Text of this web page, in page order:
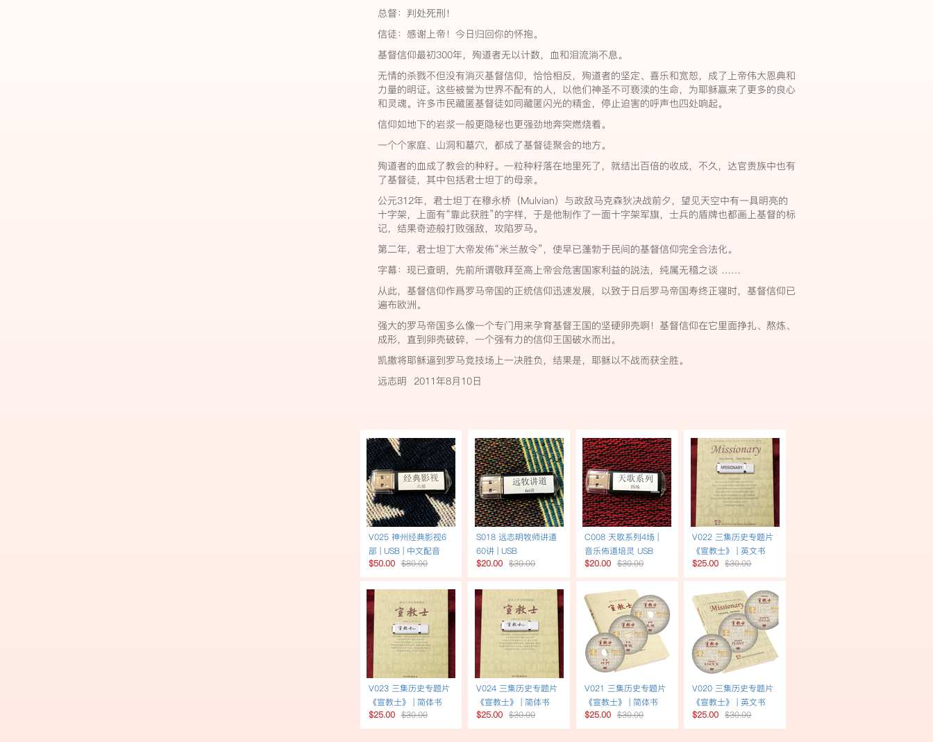
总督：判处死刑！
信徒：感谢上帝！今日归回你的怀抱。
基督信仰最初300年，殉道者无以计数，血和泪流淌不息。
无情的杀戮不但没有消灭基督信仰，恰恰相反，殉道者的坚定、喜乐和宽恕，成了上帝伟大恩典和
力量的明证。这些被誉为世界不配有的人，以他们神圣不可亵渎的生命，为耶稣赢来了更多的良心
和灵魂。许多市民藏匿基督徒如同藏匿闪光的精金，停止迫害的呼声也四处响起。
信仰如地下的岩浆一般更隐秘也更强劲地奔突燃烧着。
一个个家庭、山洞和墓穴，都成了基督徒聚会的地方。
殉道者的血成了教会的种籽。一粒种籽落在地里死了，就结出百倍的收成，不久，达官贵族中也有
了基督徒，其中包括君士坦丁的母亲。
公元312年，君士坦丁在穆永桥（Mulvian）与政敌马克森狄决战前夕，望见天空中有一具明亮的
十字架，上面有“靠此获胜”的字样，于是他制作了一面十字架军旗，士兵的盾牌也都画上基督的标
记，结果奇迹般打败强敌，攻陷罗马。
第二年，君士坦丁大帝发佈“米兰赦令”，使早已蓬勃于民间的基督信仰完全合法化。
字幕：现已查明，先前所谓敬拜至高上帝会危害国家利益的説法，纯属无稽之谈 ……
从此，基督信仰作爲罗马帝国的正统信仰迅速发展，以致于日后罗马帝国寿终正寝时，基督信仰已
遍布欧洲。
强大的罗马帝国多么像一个专门用来孕育基督王国的坚硬卵壳啊！基督信仰在它里面挣扎、熬炼、
成形，直到卵壳破碎，一个强有力的信仰王国破水而出。
凯撒将耶稣逼到罗马竞技场上一决胜负，结果是，耶稣以不战而获全胜。
远志明 2011年8月10日
V025 神州经典影视6
部 | USB | 中文配音
$50.00 $80.00
S018 远志明牧师讲道
60讲 | USB
$20.00 $30.00
C008 天歌系列4场 |
音乐佈道培灵 USB
$20.00 $30.00
V022 三集历史专题片
《宣教士》 | 英文书
USB英文配音
$25.00 $30.00
V023 三集历史专题片
《宣教士》 | 简体书
USB繁体字幕
$25.00 $30.00
V024 三集历史专题片
《宣教士》 | 简体书
USB简体字幕
$25.00 $30.00
V021 三集历史专题片
《宣教士》 | 简体书
DVD繁体字幕
$25.00 $30.00
V020 三集历史专题片
《宣教士》 | 英文书
DVD英文配音
$25.00 $30.00